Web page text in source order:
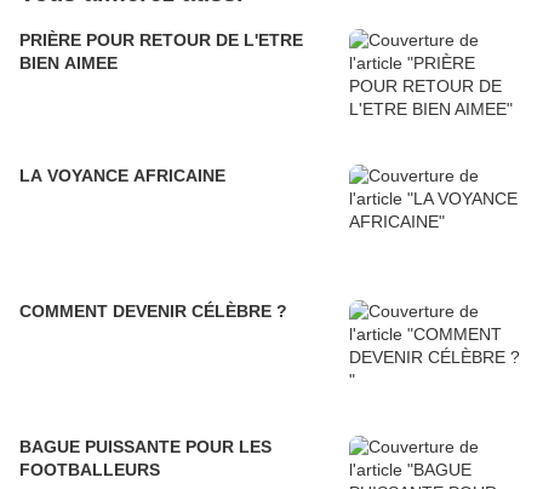
PRIÈRE POUR RETOUR DE L'ETRE
BIEN AIMEE
LA VOYANCE AFRICAINE
COMMENT DEVENIR CÉLÈBRE ?
BAGUE PUISSANTE POUR LES
FOOTBALLEURS